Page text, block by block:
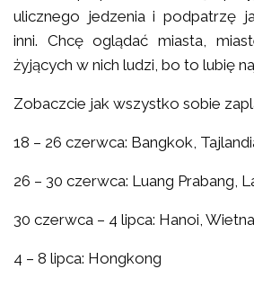
ulicznego jedzenia i podpatrzę
inni. Chcę oglądać miasta,
żyjących w nich ludzi, bo to lubię
Zobaczcie jak wszystko sobie
18 – 26 czerwca: Bangkok,
26 – 30 czerwca: Luang Prabang,
30 czerwca – 4 lipca: Hanoi,
4 – 8 lipca: Hongkong